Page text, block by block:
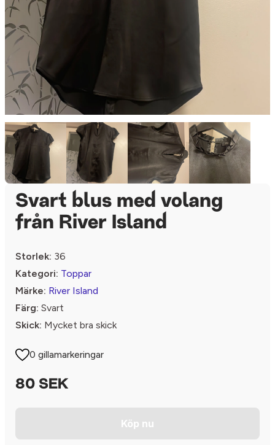
Svart blus med volang
från River Island
Storlek: 36
Kategori: Toppar
Märke: River Island
Färg: Svart
Skick: Mycket bra skick
0 gillamarkeringar
80 SEK
Köp nu